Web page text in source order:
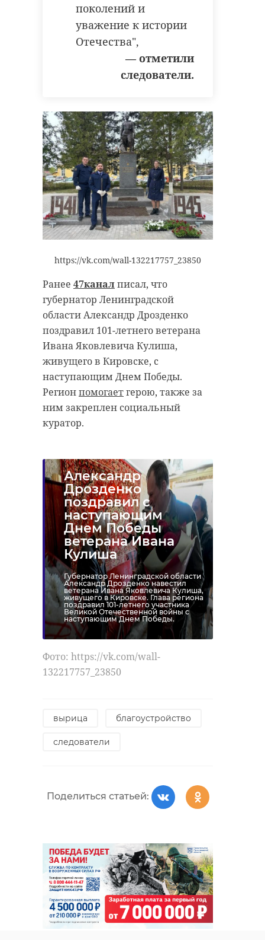
поколений и
уважение к истории
Отечества",
— отметили
следователи.
https://vk.com/wall-132217757_23850
Ранее 47каналписал, что
губернатор Ленинградской
области Александр Дрозденко
поздравил 101-летнего ветерана
Ивана Яковлевича Кулиша,
живущего в Кировске, с
наступающим Днем Победы.
Регионпомогаетгерою, также за
ним закреплен социальный
куратор.
Александр
Дрозденко
поздравил с
наступающим
Днем Победы
ветерана Ивана
Кулиша
Губернатор Ленинградской области
Александр Дрозденко навестил
ветерана Ивана Яковлевича Кулиша,
живущего в Кировске. Глава региона
поздравил 101-летнего участника
Великой Отечественной войны с
наступающим Днем Победы.
Фото: https://vk.com/wall-
132217757_23850
вырица благоустройство
следователи
Поделиться статьей: